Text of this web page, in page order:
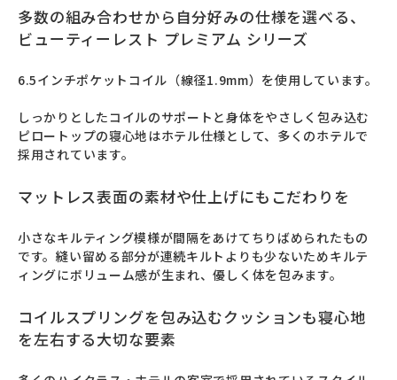
多数の組み合わせから自分好みの仕様を選べる、
ビューティーレスト プレミアム シリーズ
6.5インチポケットコイル（線径1.9mm）を使用しています。
しっかりとしたコイルのサポートと身体をやさしく包み込む
ピロートップの寝心地はホテル仕様として、多くのホテルで
採用されています。
マットレス表面の素材や仕上げにもこだわりを
小さなキルティング模様が間隔をあけてちりばめられたもの
です。縫い留める部分が連続キルトよりも少ないためキルテ
ィングにボリューム感が生まれ、優しく体を包みます。
コイルスプリングを包み込むクッションも寝心地
を左右する大切な要素